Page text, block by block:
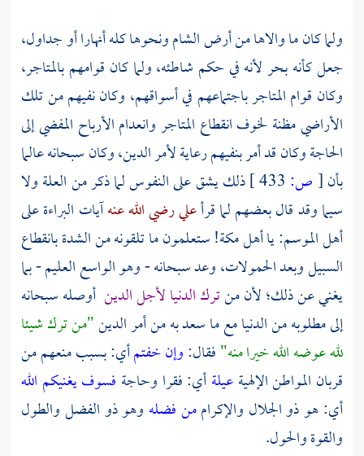
ولما كان ما والاها من أرضالشامونحوها كله أنهارا أو جداول،
جعل كأنه بحر لأنه في حكم شاطئه، ولما كان قوامهم بالمتاجر،
وكان قوام المتاجر باجتماعهم في أسواقهم، وكان نفيهم من تلك
الأراضي مظنة لخوف انقطاع المتاجر وانعدام الأرباح المفضي إلى
الحاجة وكان قد أمر بنفيهم رعاية لأمر الدين، وكان سبحانه عالما
بأن[ص:
ذلك يشق على النفوس لما ذكر من العلة ولا
سيما وقد قال بعضهم لما قرأعلي رضي الله عنهآيات البراءة على
أهل الموسم: يا أهلمكة!ستعلمون ما تلقونه من الشدة بانقطاع
السبيل وبعد الحمولات، وعد سبحانه - وهو الواسع العليم - بما
يغني عن ذلك؛ لأن منترك الدنيا لأجل الدين أوصله سبحانه
إلى مطلوبه من الدنيا مع ما سعد به من أمر الدين"من ترك شيئا
لله عوضه الله خيرا منه"فقال:وإن خفتمأي: بسبب منعهم من
قربان المواطن الإلهيةعيلةأي: فقرا وحاجة فسوف يغنيكم الله
أي: هو ذو الجلال والإكراممن فضله وهو ذو الفضل والطول
والقوة والحول.